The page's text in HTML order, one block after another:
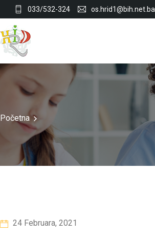
033/532-324 os.hrid1@bih.net.ba
Početna
24 Februara, 2021